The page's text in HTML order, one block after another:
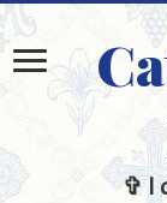
✞ I